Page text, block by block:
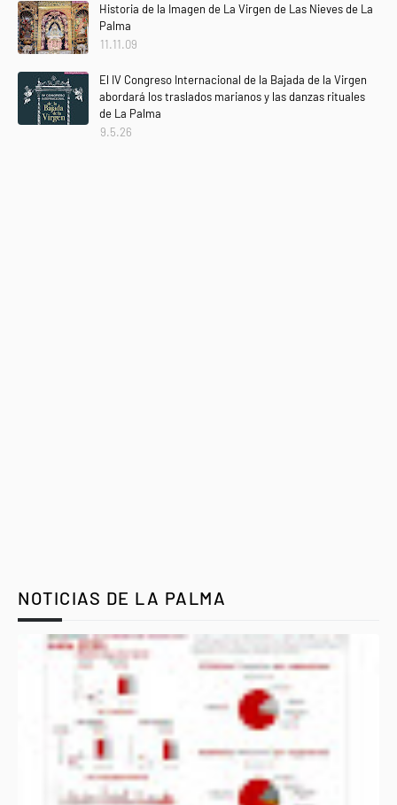
Historia de la Imagen de La Virgen de Las Nieves de La
Palma
11.11.09
El IV Congreso Internacional de la Bajada de la Virgen
abordará los traslados marianos y las danzas rituales
de La Palma
9.5.26
NOTICIAS DE LA PALMA